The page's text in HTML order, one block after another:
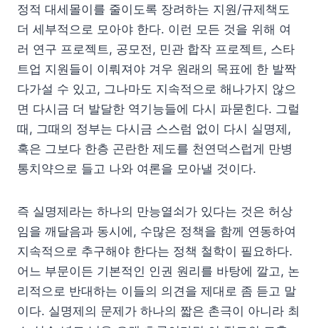
정적 대세몰이를 줄이도록 장려하는 지원/규제책도
더 세부적으로 모아야 한다. 이런 모든 것을 위해 여
러 연구 프로젝트, 공모전, 민관 합작 프로젝트, 스타
트업 지원들이 이뤄져야 겨우 원래의 목표에 한 발짝
다가설 수 있고, 그나마도 지속적으로 해나가지 않으
면 다시금 더 발달한 역기능들에 다시 파묻힌다. 그럴
때, 그때의 정부는 다시금 스스럼 없이 다시 실명제,
혹은 그보다 한층 곤란한 제도를 천연덕스럽게 만병
통치약으로 들고 나와 여론을 모아낼 것이다.
즉 실명제라는 하나의 만능열쇠가 있다는 것은 허상
임을 깨달음과 동시에, 수많은 정책을 함께 연동하여
지속적으로 추구해야 한다는 정책 철학이 필요하다.
어느 부문이든 기본적인 인권 원리를 바탕에 깔고, 논
리적으로 반대하는 이들의 의견을 제대로 좀 듣고 말
이다. 실명제의 문제가 하나의 짧은 촌극이 아니라 최